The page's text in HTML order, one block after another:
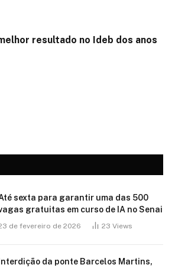
resultado no Ideb dos anos
sexta para garantir uma das 500
gratuitas em curso de IA no Senai
de fevereiro de 2026 23 Views
Interdição da ponte Barcelos Martins,